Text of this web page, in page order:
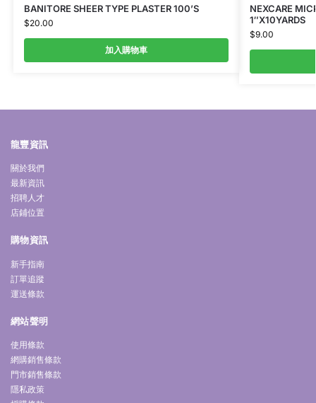
BANITORE SHEER TYPE PLASTER 100’S
$20.00
加入購物車
NEXCARE
1″X10YARDS
$9.00
龍豐資訊
關於我們
最新資訊
招聘人才
店鋪位置
購物資訊
新手指南
訂單追蹤
運送條款
網站聲明
使用條款
網購銷售條款
門市銷售條款
隱私政策